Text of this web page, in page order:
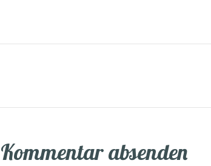
Kommentar absenden